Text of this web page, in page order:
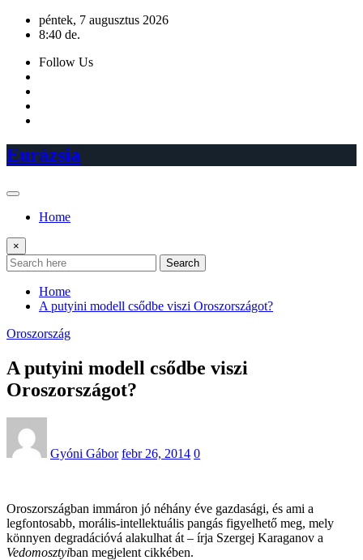
Skip
péntek, 7 augusztus 2026
8:40 de.
Follow Us
Eurázsia
Home
×
Search
Home
A putyini modell csődbe viszi Oroszországot?
Oroszország
A putyini modell csődbe viszi
Oroszországot?
Gyóni Gábor febr 26, 2014 0
Oroszországban immáron jó néhány éve gazdasági, és ami a
legfontosabb, morális-intellektuális pangás figyelhető meg, mely
könnyen degradációvá alakulhat át – írja Szergej Karaganov a
Vedomosztyiban megjelent cikkében.